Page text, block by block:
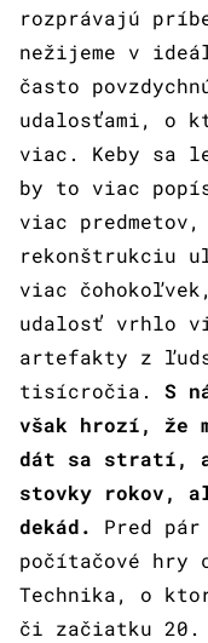
rozprávajú
nežijeme v
často
udalosťami, o
viac. Keby sa
by to viac
viac
rekonštrukciu
viac
udalosť vrhlo
artefakty z
tisícročia. S
však hrozí, že
dát sa stratí,
stovky rokov,
dekád.
Pred
počítačové hry
Technika, o
či začiatku 20.